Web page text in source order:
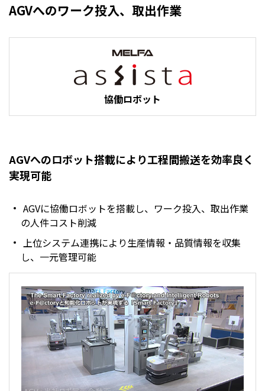
AGVへのワーク投入、取出作業
協働ロボット
AGVへのロボット搭載により工程間搬送を効率良く
実現可能
AGVに協働ロボットを搭載し、ワーク投入、取出作業
の人件コスト削減
上位システム連携により生産情報・品質情報を収集
し、一元管理可能